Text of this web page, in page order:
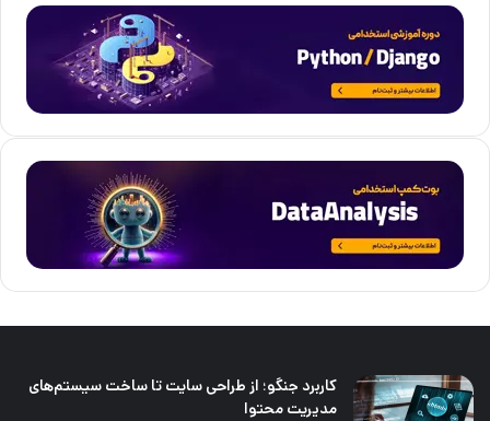
کاربرد جنگو؛ از طراحی سایت تا ساخت سیستم‌های
مدیریت محتوا